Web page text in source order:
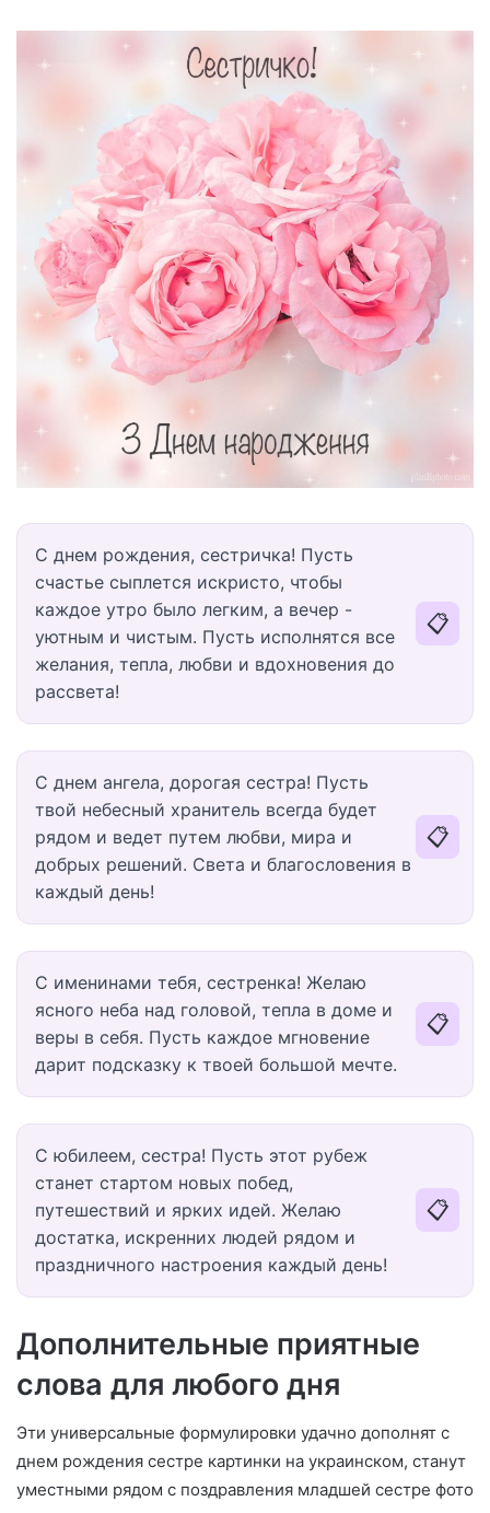
С днем рождения, сестричка! Пусть
счастье сыплется искристо, чтобы
каждое утро было легким, а вечер -
уютным и чистым. Пусть исполнятся все
желания, тепла, любви и вдохновения до
рассвета!
📋
С днем ангела, дорогая сестра! Пусть
твой небесный хранитель всегда будет
рядом и ведет путем любви, мира и
добрых решений. Света и благословения в
каждый день!
📋
С именинами тебя, сестренка! Желаю
ясного неба над головой, тепла в доме и
веры в себя. Пусть каждое мгновение
дарит подсказку к твоей большой мечте.
📋
С юбилеем, сестра! Пусть этот рубеж
станет стартом новых побед,
путешествий и ярких идей. Желаю
достатка, искренних людей рядом и
праздничного настроения каждый день!
📋
Дополнительные приятные
слова для любого дня
Эти универсальные формулировки удачно дополнят с
днем рождения сестре картинки на украинском, станут
уместными рядом с поздравления младшей сестре фото